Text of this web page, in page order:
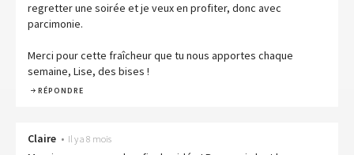
regretter une soirée et je veux en profiter, donc avec
parcimonie.
Merci pour cette fraîcheur que tu nous apportes chaque
semaine, Lise, des bises !
RÉPONDRE
Claire • Il y a 8 mois